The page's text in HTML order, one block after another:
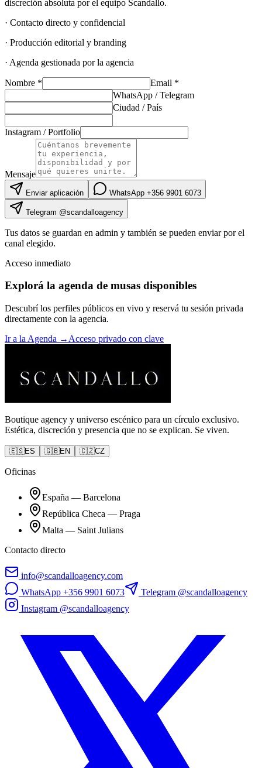
discreción absoluta por el equipo Scandallo.
· Contacto directo y confidencial
· Producción editorial y branding
· Agenda gestionada por la agencia
Nombre * Email *
WhatsApp / Telegram
Ciudad / País
Instagram / Portfolio
Mensaje
Enviar aplicación WhatsApp +356 9901 6073
Telegram @scandalloagency
Tus datos se guardan en admin y también se pueden enviar por el
canal elegido.
Acceso inmediato
Explorá la agenda de musas disponibles
Descubrí los perfiles públicos en vivo y reservá tu sesión privada
directamente con la agencia.
Ir a la Agenda → Acceso privado con clave
Boutique agency y universo escénico para un círculo exclusivo.
Estética, discreción y presencia que no se explican. Se viven.
🇪🇸ES 🇬🇧EN 🇨🇿CZ
Oficinas
España — Barcelona
República Checa — Praga
Malta — Saint Julians
Contacto directo
info@scandalloagency.com
WhatsApp +356 9901 6073 Telegram @scandalloagency
Instagram @scandalloagency